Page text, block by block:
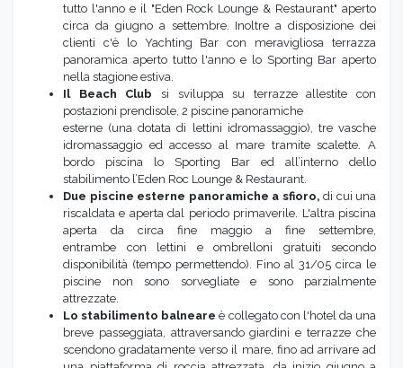
tutto l'anno e il "Eden Rock Lounge & Restaurant" aperto
circa da giugno a settembre. Inoltre a disposizione dei
clienti c'è lo Yachting Bar con meravigliosa terrazza
panoramica aperto tutto l'anno e lo Sporting Bar aperto
nella stagione estiva.
Il Beach Club si sviluppa su terrazze allestite con
postazioni prendisole, 2 piscine panoramiche
esterne (una dotata di lettini idromassaggio), tre vasche
idromassaggio ed accesso al mare tramite scalette. A
bordo piscina lo Sporting Bar ed all’interno dello
stabilimento l’Eden Roc Lounge & Restaurant.
Due piscine esterne panoramiche a sfioro, di cui una
riscaldata e aperta dal periodo primaverile. L'altra piscina
aperta da circa fine maggio a fine settembre,
entrambe con lettini e ombrelloni gratuiti secondo
disponibilità (tempo permettendo). Fino al 31/05 circa le
piscine non sono sorvegliate e sono parzialmente
attrezzate.
Lo stabilimento balneare è collegato con l'hotel da una
breve passeggiata, attraversando giardini e terrazze che
scendono gradatamente verso il mare, fino ad arrivare ad